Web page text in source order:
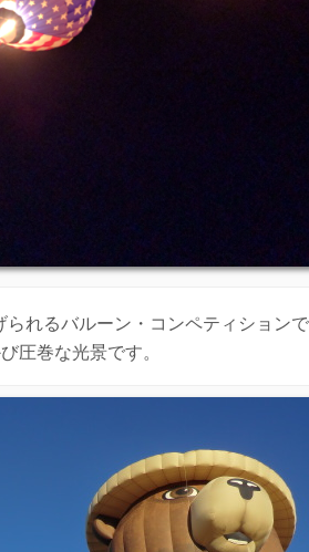
れるバルーン・コンペティション
圧巻な光景です。